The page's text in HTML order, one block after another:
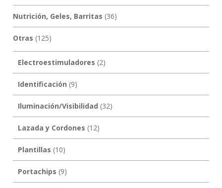
Nutrición, Geles, Barritas (36)
Otras (125)
Electroestimuladores (2)
Identificación (9)
Iluminación/Visibilidad (32)
Lazada y Cordones (12)
Plantillas (10)
Portachips (9)